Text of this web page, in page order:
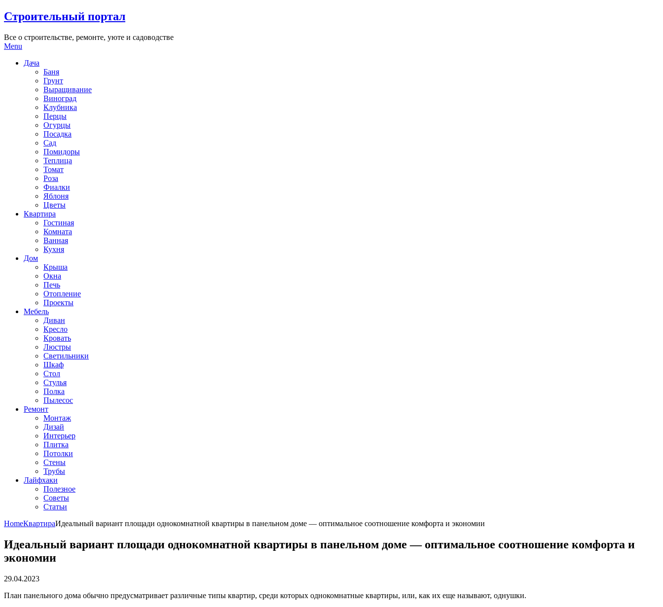
Skip
to
Строительный портал
Все о строительстве, ремонте, уюте и садоводстве
Menu
Дача
Баня
Грунт
Выращивание
Виноград
Клубника
Перцы
Огурцы
Посадка
Сад
Помидоры
Теплица
Томат
Роза
Фиалки
Яблоня
Цветы
Квартира
Гостиная
Комната
Ванная
Кухня
Дом
Крыша
Окна
Печь
Отопление
Проекты
Мебель
Диван
Кресло
Кровать
Люстры
Светильники
Шкаф
Стол
Стулья
Полка
Пылесос
Ремонт
Монтаж
Дизай
Интерьер
Плитка
Потолки
Стены
Трубы
Лайфхаки
Полезное
Советы
Статьи
HomeКвартираИдеальный вариант площади однокомнатной квартиры в панельном доме — оптимальное соотношение комфорта и экономии
Идеальный вариант площади однокомнатной квартиры в панельном доме — оптимальное соотношение комфорта и
экономии
29.04.2023
План панельного дома обычно предусматривает различные типы квартир, среди которых однокомнатные квартиры, или, как их еще называют, однушки.